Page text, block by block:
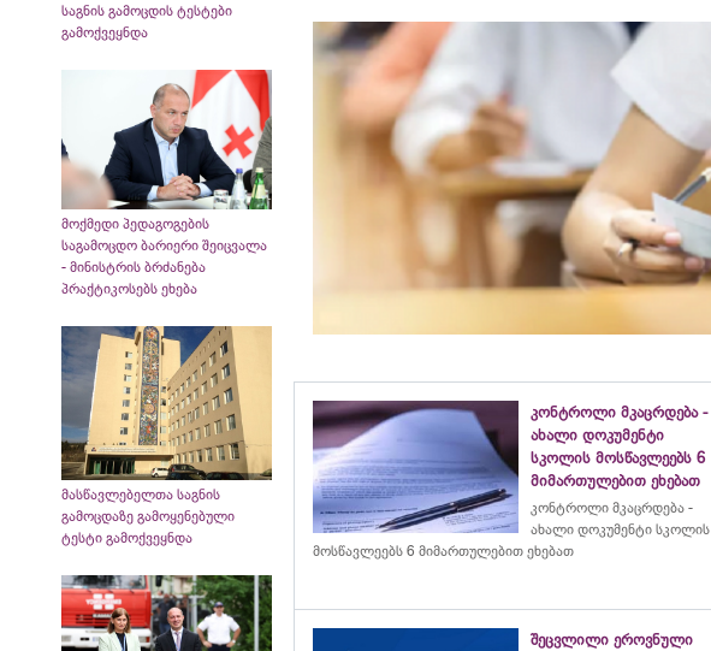
საგნის გამოცდის ტესტები
გამოქვეყნდა
მოქმედი პედაგოგების
საგამოცდო ბარიერი შეიცვალა
- მინისტრის ბრძანება
პრაქტიკოსებს ეხება
მასწავლებელთა საგნის
გამოცდაზე გამოყენებული
ტესტი გამოქვეყნდა
კონტროლი მკაცრდება -
ახალი დოკუმენტი
სკოლის მოსწავლეებს 6
მიმართულებით ეხებათ
კონტროლი მკაცრდება -
ახალი დოკუმენტი სკოლის
მოსწავლეებს 6 მიმართულებით ეხებათ
შეცვლილი ეროვნული